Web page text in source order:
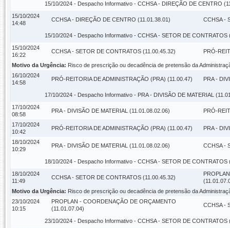
15/10/2024 - Despacho Informativo - CCHSA - DIREÇÃO DE CENTRO
15/10/2024
14:48
CCHSA - DIREÇÃO DE CENTRO (11.01.38.01) CCHSA -
15/10/2024 - Despacho Informativo - CCHSA - SETOR DE CONTRATOS
15/10/2024
16:22
CCHSA - SETOR DE CONTRATOS (11.00.45.32) PRÓ-
Motivo da Urgência: Risco de prescrição ou decadência de pretensão da
16/10/2024
14:58
PRÓ-REITORIA DE ADMINISTRAÇÃO (PRA) (11.00.47) PRA -
17/10/2024 - Despacho Informativo - PRA - DIVISÃO DE MATERIAL
17/10/2024
08:58
PRA - DIVISÃO DE MATERIAL (11.01.08.02.06) PRÓ-
17/10/2024
10:42
PRÓ-REITORIA DE ADMINISTRAÇÃO (PRA) (11.00.47) PRA -
18/10/2024
10:29
PRA - DIVISÃO DE MATERIAL (11.01.08.02.06) CCHSA -
18/10/2024 - Despacho Informativo - CCHSA - SETOR DE CONTRATOS
18/10/2024
11:49
CCHSA - SETOR DE CONTRATOS (11.00.45.32)
Motivo da Urgência: Risco de prescrição ou decadência de pretensão da
23/10/2024
10:15
PROPLAN - COORDENAÇÃO DE ORÇAMENTO
(11.01.07.04)
CCHSA -
23/10/2024 - Despacho Informativo - CCHSA - SETOR DE CONTRATOS